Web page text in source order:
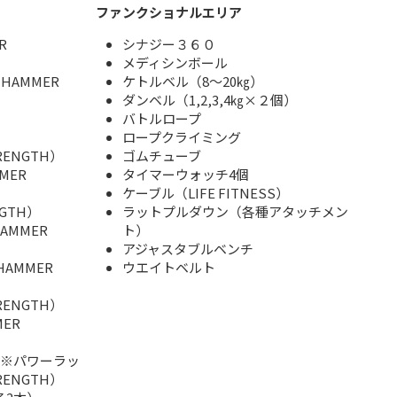
）
）
）
パワーラッ
）
ファンクショナルエリア
シナジー３６０
メディシンボール
ケトルベル（8～20㎏）
ダンベル（1,2,3,4㎏×２個）
バトルロープ
ロープクライミング
ゴムチューブ
タイマーウォッチ4個
ケーブル（LIFE FITNESS）
ラットプルダウン（各種アタッチメン
ト）
アジャスタブルベンチ
ウエイトベルト